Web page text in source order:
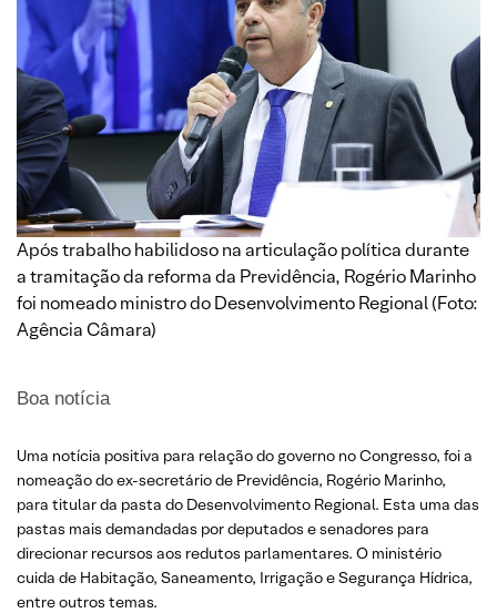
Após trabalho habilidoso na articulação política durante
a tramitação da reforma da Previdência, Rogério Marinho
foi nomeado ministro do Desenvolvimento Regional (Foto:
Agência Câmara)
Boa notícia
Uma notícia positiva para relação do governo no Congresso, foi a
nomeação do ex-secretário de Previdência, Rogério Marinho,
para titular da pasta do Desenvolvimento Regional. Esta uma das
pastas mais demandadas por deputados e senadores para
direcionar recursos aos redutos parlamentares. O ministério
cuida de Habitação, Saneamento, Irrigação e Segurança Hídrica,
entre outros temas.